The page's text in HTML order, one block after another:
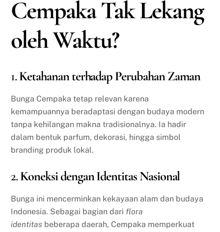
Cempaka Tak Lekang
oleh Waktu?
1.Ketahanan terhadap Perubahan Zaman
Bunga Cempaka tetap relevan karena
kemampuannya beradaptasi dengan budaya modern
tanpa kehilangan makna tradisionalnya. Ia hadir
dalam bentuk parfum, dekorasi, hingga simbol
branding produk lokal.
2.Koneksi dengan Identitas Nasional
Bunga ini mencerminkan kekayaan alam dan budaya
Indonesia. Sebagai bagian dari flora
identitas beberapa daerah, Cempaka memperkuat